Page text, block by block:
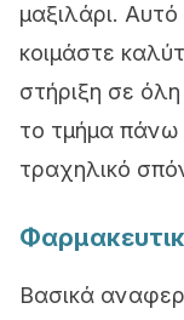
μαξιλάρι.
κοιμάστε
στήριξη σε όλη
το τμήμα πάνω
τραχηλικό
Βασικά